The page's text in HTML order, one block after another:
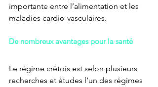
importante entre l’alimentation et les
maladies cardio-vasculaires.
De nombreux avantages pour la santé
Le régime crétois est selon plusieurs
recherches et études l’un des régimes